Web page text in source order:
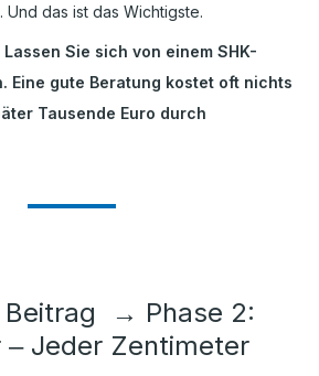
das ist das Wichtigste.
Lassen Sie sich von einem SHK-
Eine gute Beratung kostet oft nichts
Tausende Euro durch
→ Phase 2:
‒ Jeder Zentimeter